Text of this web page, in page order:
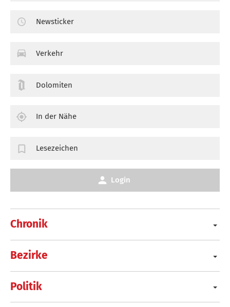
Chronik
Bezirke
Politik
Newsticker
Verkehr
Dolomiten
In der Nähe
Lesezeichen
Login